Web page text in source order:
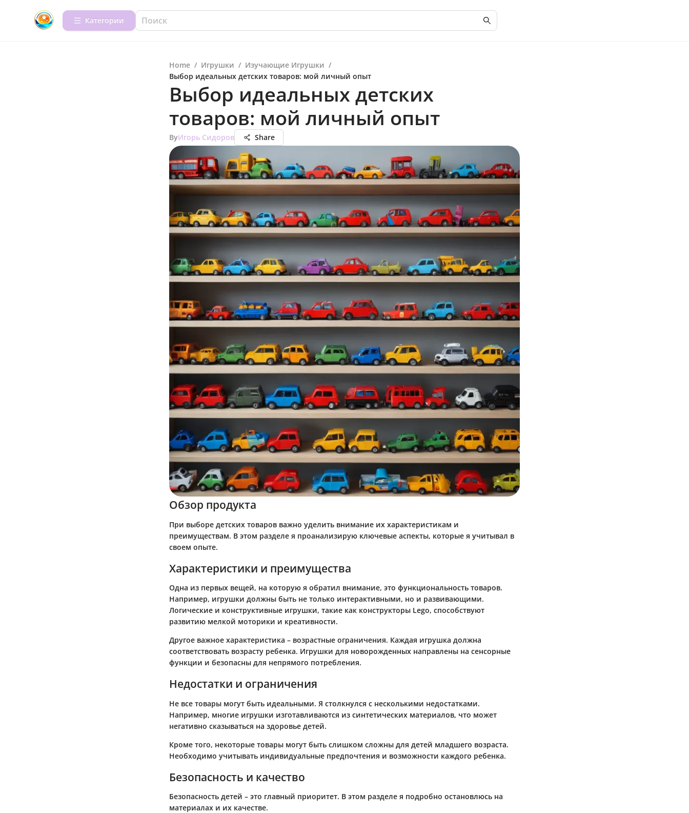
Категории
Home / Игрушки / Изучающие Игрушки /
Выбор идеальных детских товаров: мой личный опыт
Выбор идеальных детских
товаров: мой личный опыт
ByИгорь Сидоров Share
Обзор продукта
При выборе детских товаров важно уделить внимание их характеристикам и
преимуществам. В этом разделе я проанализирую ключевые аспекты, которые я учитывал в
своем опыте.
Характеристики и преимущества
Одна из первых вещей, на которую я обратил внимание, это функциональность товаров.
Например, игрушки должны быть не только интерактивными, но и развивающими.
Логические и конструктивные игрушки, такие как конструкторы Lego, способствуют
развитию мелкой моторики и креативности.
Другое важное характеристика – возрастные ограничения. Каждая игрушка должна
соответствовать возрасту ребенка. Игрушки для новорожденных направлены на сенсорные
функции и безопасны для непрямого потребления.
Недостатки и ограничения
Не все товары могут быть идеальными. Я столкнулся с несколькими недостатками.
Например, многие игрушки изготавливаются из синтетических материалов, что может
негативно сказываться на здоровье детей.
Кроме того, некоторые товары могут быть слишком сложны для детей младшего возраста.
Необходимо учитывать индивидуальные предпочтения и возможности каждого ребенка.
Безопасность и качество
Безопасность детей – это главный приоритет. В этом разделе я подробно остановлюсь на
материалах и их качестве.